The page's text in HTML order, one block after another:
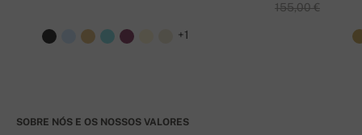
155,00 €
+1
SOBRE NÓS E OS NOSSOS VALORES